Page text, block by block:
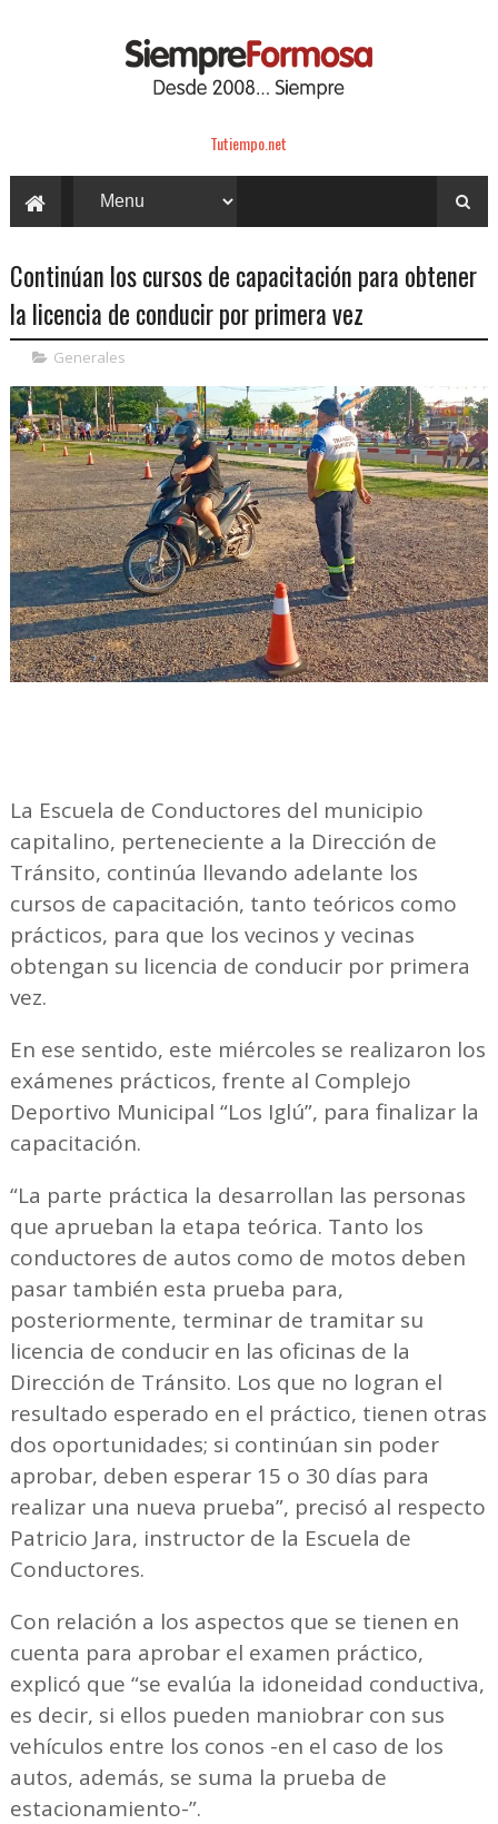
Tutiempo.net
Continúan los cursos de capacitación para obtener
la licencia de conducir por primera vez
Generales
La Escuela de Conductores del municipio
capitalino, perteneciente a la Dirección de
Tránsito, continúa llevando adelante los
cursos de capacitación, tanto teóricos como
prácticos, para que los vecinos y vecinas
obtengan su licencia de conducir por primera
vez.
En ese sentido, este miércoles se realizaron los
exámenes prácticos, frente al Complejo
Deportivo Municipal “Los Iglú”, para finalizar la
capacitación.
“La parte práctica la desarrollan las personas
que aprueban la etapa teórica. Tanto los
conductores de autos como de motos deben
pasar también esta prueba para,
posteriormente, terminar de tramitar su
licencia de conducir en las oficinas de la
Dirección de Tránsito. Los que no logran el
resultado esperado en el práctico, tienen otras
dos oportunidades; si continúan sin poder
aprobar, deben esperar 15 o 30 días para
realizar una nueva prueba”, precisó al respecto
Patricio Jara, instructor de la Escuela de
Conductores.
Con relación a los aspectos que se tienen en
cuenta para aprobar el examen práctico,
explicó que “se evalúa la idoneidad conductiva,
es decir, si ellos pueden maniobrar con sus
vehículos entre los conos -en el caso de los
autos, además, se suma la prueba de
estacionamiento-”.